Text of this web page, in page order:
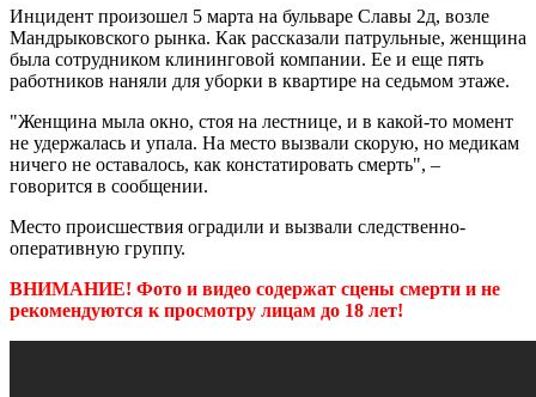
Инцидент произошел 5 марта на бульваре Славы 2д, возле
Мандрыковского рынка. Как рассказали патрульные, женщина
была сотрудником клининговой компании. Ее и еще пять
работников наняли для уборки в квартире на седьмом этаже.
"Женщина мыла окно, стоя на лестнице, и в какой-то момент
не удержалась и упала. На место вызвали скорую, но медикам
ничего не оставалось, как констатировать смерть", –
говорится в сообщении.
Место происшествия оградили и вызвали следственно-
оперативную группу.
ВНИМАНИЕ! Фото и видео содержат сцены смерти и не
рекомендуются к просмотру лицам до 18 лет!